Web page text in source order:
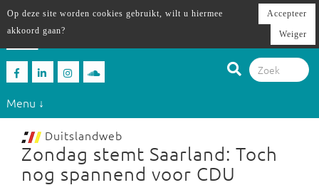
Menu ↓
Duitslandweb
Zondag stemt Saarland: Toch
nog spannend voor CDU
Op deze site worden cookies gebruikt, wilt u hiermee
akkoord gaan?
Accepteer
Weiger